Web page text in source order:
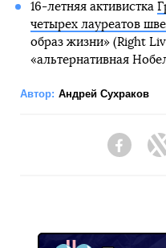
16-летняя активистка
четырех лауреатов
образ жизни» (Right
«альтернативная
Автор: Андрей Сухраков